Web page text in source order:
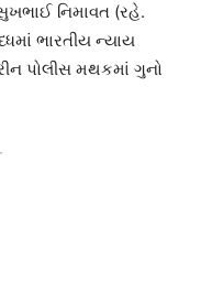
નિમાવત (રહે.
ભારતીય ન્યાય
પોલીસ મથકમાં ગુનો